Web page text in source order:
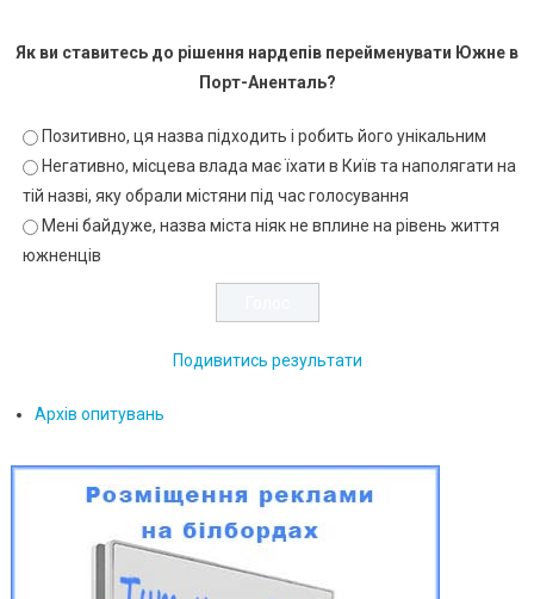
Як ви ставитесь до рішення нардепів перейменувати Южне в
Порт-Аненталь?
Позитивно, ця назва підходить і робить його унікальним
Негативно, місцева влада має їхати в Київ та наполягати на
тій назві, яку обрали містяни під час голосування
Мені байдуже, назва міста ніяк не вплине на рівень життя
южненців
Подивитись результати
Архів опитувань